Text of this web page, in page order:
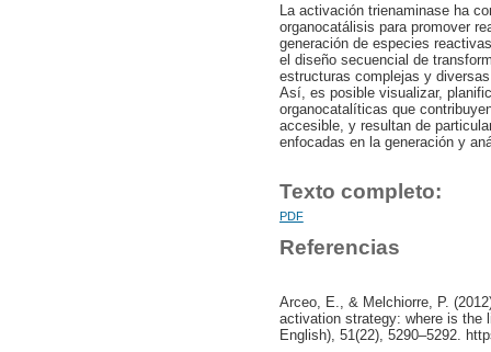
La activación trienaminase ha
organocatálisis para promover
generación de especies
el diseño secuencial de
estructuras complejas y
Así, es posible visualizar,
organocatalíticas que
accesible, y resultan de
enfocadas en la generación y
Texto completo:
PDF
Referencias
Arceo, E., & Melchiorre, P.
activation strategy: where is the
English), 51(22), 5290–5292.